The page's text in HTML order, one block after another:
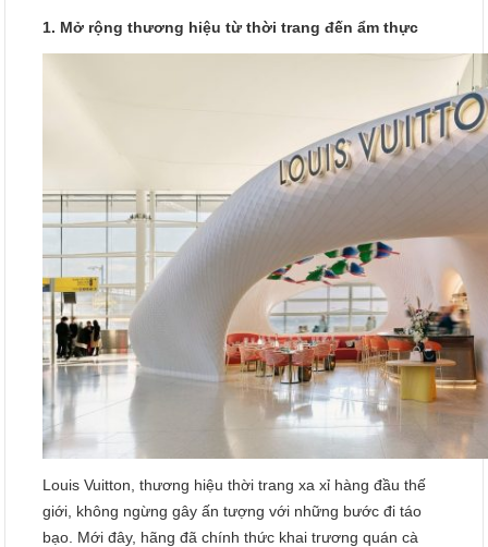
1. Mở rộng thương hiệu từ thời trang đến ẩm thực
Louis Vuitton, thương hiệu thời trang xa xỉ hàng đầu thế
giới, không ngừng gây ấn tượng với những bước đi táo
bạo. Mới đây, hãng đã chính thức khai trương quán cà